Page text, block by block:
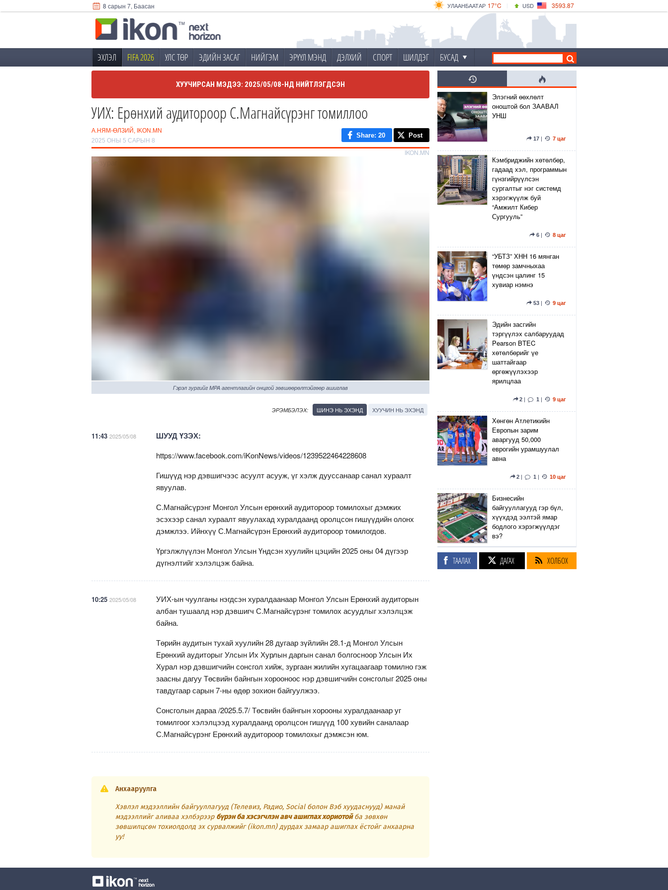
8 сарын 7, Баасан 17°C
УЛААНБААТАР
22°C
ДАРХАН
17°C
ЭРДЭНЭТ
USD 3593.87
4141.04
ЭХЛЭЛ FIFA 2026 УЛС ТӨР ЭДИЙН ЗАСАГ НИЙГЭМ ЭРҮҮЛ МЭНД ДЭЛХИЙ СПОРТ ШИЛДЭГ БУСАД
ХУУЧИРСАН МЭДЭЭ: 2025/05/08-НД НИЙТЛЭГДСЭН
УИХ: Ерөнхий аудитороор С.Магнайсүрэнг томиллоо
А.НЯМ-ӨЛЗИЙ, IKON.MN
2025 ОНЫ 5 САРЫН 8
Share: 20 Post
IKON.MN
Гэрэл зургийг MPA агентлагийн онцгой зөвшөөрөлтэйгөөр ашиглав
ЭРЭМБЭЛЭХ: ШИНЭ НЬ ЭХЭНД ХУУЧИН НЬ ЭХЭНД
11:43 2025/05/08 ШУУД ҮЗЭХ:
https://www.facebook.com/iKonNews/videos/1239522464228608
Гишүүд нэр дэвшигчээс асуулт асууж, үг хэлж дууссанаар санал хураалт
явуулав.
С.Магнайсүрэнг Монгол Улсын ерөнхий аудитороор томилохыг дэмжих
эсэхээр санал хураалт явуулахад хуралдаанд оролцсон гишүүдийн олонх
дэмжлээ. Ийнхүү С.Магнайсүрэн Ерөнхий аудитороор томилогдов.
Үргэлжлүүлэн Монгол Улсын Үндсэн хуулийн цэцийн 2025 оны 04 дүгээр
дүгнэлтийг хэлэлцэж байна.
10:25 2025/05/08
УИХ-ын чуулганы нэгдсэн хуралдаанаар Монгол Улсын Ерөнхий аудиторын
албан тушаалд нэр дэвшигч С.Магнайсүрэнг томилох асуудлыг хэлэлцэж
байна.
Төрийн аудитын тухай хуулийн 28 дугаар зүйлийн 28.1-д Монгол Улсын
Ерөнхий аудиторыг Улсын Их Хурлын даргын санал болгосноор Улсын Их
Хурал нэр дэвшигчийн сонсгол хийж, зургаан жилийн хугацаагаар томилно гэж
заасны дагуу Төсвийн байнгын хорооноос нэр дэвшигчийн сонсголыг 2025 оны
тавдугаар сарын 7-ны өдөр зохион байгуулжээ.
Сонсголын дараа /2025.5.7/ Төсвийн байнгын хорооны хуралдаанаар уг
томилгоог хэлэлцээд хуралдаанд оролцсон гишүүд 100 хувийн саналаар
С.Магнайсүрэнг Ерөнхий аудитороор томилохыг дэмжсэн юм.
Анхааруулга
Хэвлэл мэдээллийн байгууллагууд (Телевиз, Радио, Social болон Вэб хуудаснууд) манай
мэдээллийг аливаа хэлбэрээр бүрэн ба хэсэгчлэн авч ашиглах хориотойба зөвхөн
зөвшилцсөн тохиолдолд эх сурвалжийг (ikon.mn) дурдах замаар ашиглах ёстойг анхаарна
уу!
Элэгний өөхлөлт
оноштой бол ЗААВАЛ
УНШ
17| 7 цаг
Кэмбриджийн хөтөлбөр,
гадаад хэл, программын
гүнзгийрүүлсэн
сургалтыг нэг системд
хэрэгжүүлж буй
“Амжилт Кибер
Сургууль”
6| 8 цаг
“УБТЗ” ХНН 16 мянган
төмөр замчныхаа
үндсэн цалинг 15
хувиар нэмнэ
53| 9 цаг
Эдийн засгийн
тэргүүлэх салбаруудад
Pearson BTEC
хөтөлбөрийг үе
шаттайгаар
өргөжүүлэхээр
ярилцлаа
2 | 1 | 9 цаг
Хөнгөн Атлетикийн
Европын зарим
аваргууд 50,000
еврогийн урамшуулал
авна
2 | 1 | 10 цаг
Бизнесийн
байгууллагууд гэр бүл,
хүүхдэд ээлтэй ямар
бодлого хэрэгжүүлдэг
вэ?
5| 2| 10 цаг
авто замын
ТААЛАХ ДАГАХ ХОЛБОХ